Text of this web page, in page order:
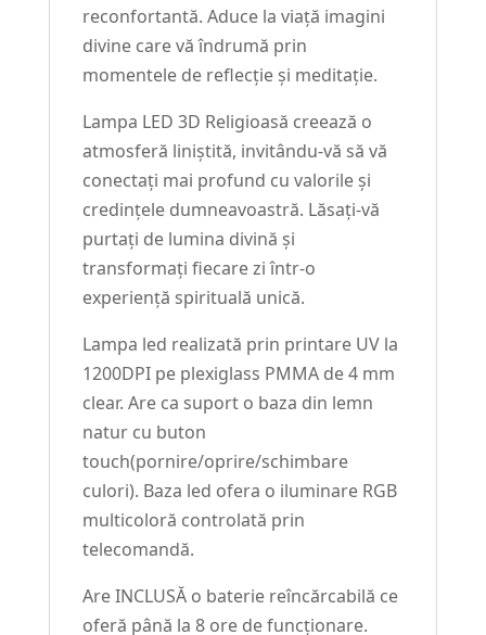
reconfortantă. Aduce la viață imagini
divine care vă îndrumă prin
momentele de reflecție și meditație.
Lampa LED 3D Religioasă creează o
atmosferă liniștită, invitându-vă să vă
conectați mai profund cu valorile și
credințele dumneavoastră. Lăsați-vă
purtați de lumina divină și
transformați fiecare zi într-o
experiență spirituală unică.
Lampa led realizată prin printare UV la
1200DPI pe plexiglass PMMA de 4 mm
clear. Are ca suport o baza din lemn
natur cu buton
touch(pornire/oprire/schimbare
culori). Baza led ofera o iluminare RGB
multicoloră controlată prin
telecomandă.
Are INCLUSĂ o baterie reîncărcabilă ce
oferă până la 8 ore de funcționare.